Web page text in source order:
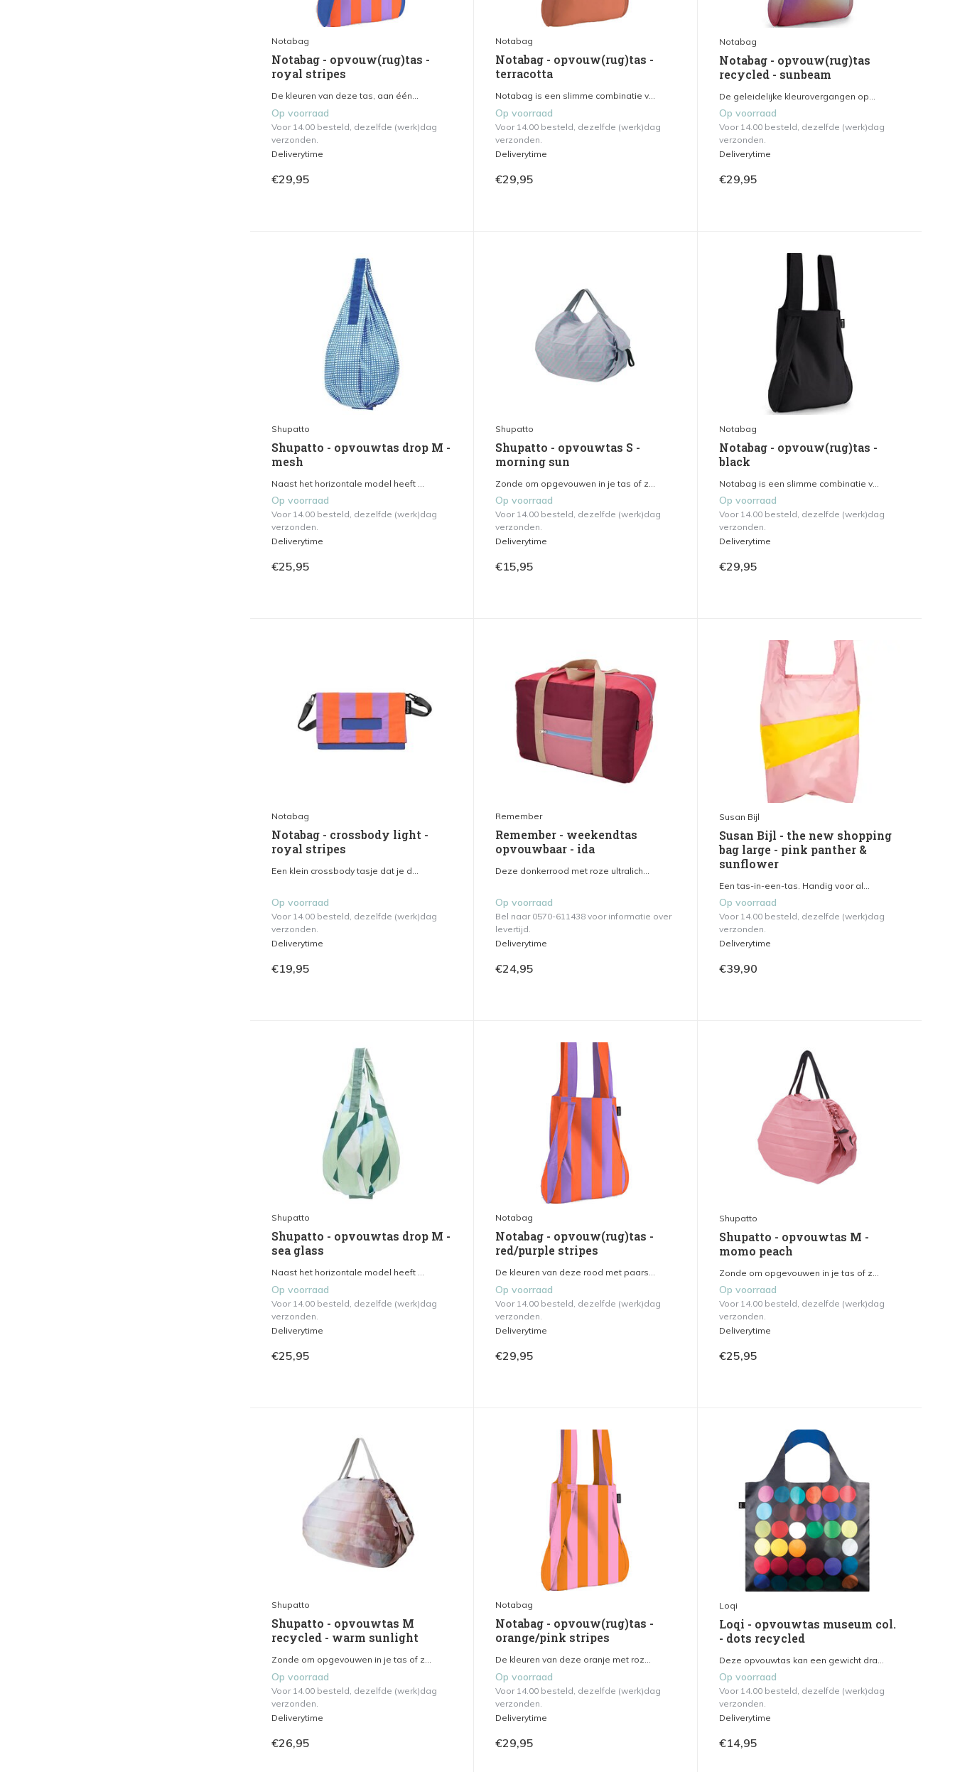
Notabag
Notabag - opvouw(rug)tas -
royal stripes
De kleuren van deze tas, aan één...
Op voorraad
Voor 14.00 besteld, dezelfde (werk)dag
verzonden.
Deliverytime
€29,95
Notabag
Notabag - opvouw(rug)tas -
terracotta
Notabag is een slimme combinatie v...
Op voorraad
Voor 14.00 besteld, dezelfde (werk)dag
verzonden.
Deliverytime
€29,95
Notabag
Notabag - opvouw(rug)tas
recycled - sunbeam
De geleidelijke kleurovergangen op...
Op voorraad
Voor 14.00 besteld, dezelfde (werk)dag
verzonden.
Deliverytime
€29,95
Shupatto
Shupatto - opvouwtas drop M -
mesh
Naast het horizontale model heeft ...
Op voorraad
Voor 14.00 besteld, dezelfde (werk)dag
verzonden.
Deliverytime
€25,95
Shupatto
Shupatto - opvouwtas S -
morning sun
Zonde om opgevouwen in je tas of z...
Op voorraad
Voor 14.00 besteld, dezelfde (werk)dag
verzonden.
Deliverytime
€15,95
Notabag
Notabag - opvouw(rug)tas -
black
Notabag is een slimme combinatie v...
Op voorraad
Voor 14.00 besteld, dezelfde (werk)dag
verzonden.
Deliverytime
€29,95
Notabag
Notabag - crossbody light -
royal stripes
Een klein crossbody tasje dat je d...
Op voorraad
Voor 14.00 besteld, dezelfde (werk)dag
verzonden.
Deliverytime
€19,95
Remember
Remember - weekendtas
opvouwbaar - ida
Deze donkerrood met roze ultralich...
Op voorraad
Bel naar 0570-611438 voor informatie over
levertijd.
Deliverytime
€24,95
Susan Bijl
Susan Bijl - the new shopping
bag large - pink panther &
sunflower
Een tas-in-een-tas. Handig voor al...
Op voorraad
Voor 14.00 besteld, dezelfde (werk)dag
verzonden.
Deliverytime
€39,90
Shupatto
Shupatto - opvouwtas drop M -
sea glass
Naast het horizontale model heeft ...
Op voorraad
Voor 14.00 besteld, dezelfde (werk)dag
verzonden.
Deliverytime
€25,95
Notabag
Notabag - opvouw(rug)tas -
red/purple stripes
De kleuren van deze rood met paars...
Op voorraad
Voor 14.00 besteld, dezelfde (werk)dag
verzonden.
Deliverytime
€29,95
Shupatto
Shupatto - opvouwtas M -
momo peach
Zonde om opgevouwen in je tas of z...
Op voorraad
Voor 14.00 besteld, dezelfde (werk)dag
verzonden.
Deliverytime
€25,95
Shupatto
Shupatto - opvouwtas M
recycled - warm sunlight
Zonde om opgevouwen in je tas of z...
Op voorraad
Voor 14.00 besteld, dezelfde (werk)dag
verzonden.
Deliverytime
€26,95
Notabag
Notabag - opvouw(rug)tas -
orange/pink stripes
De kleuren van deze oranje met roz...
Op voorraad
Voor 14.00 besteld, dezelfde (werk)dag
verzonden.
Deliverytime
€29,95
Loqi
Loqi - opvouwtas museum col.
- dots recycled
Deze opvouwtas kan een gewicht dra...
Op voorraad
Voor 14.00 besteld, dezelfde (werk)dag
verzonden.
Deliverytime
€14,95